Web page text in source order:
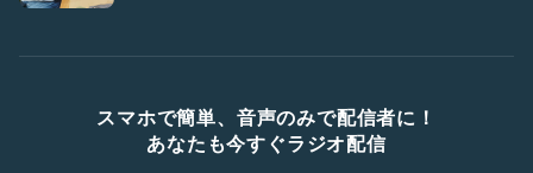
スマホで簡単、音声のみで配信者に！
あなたも今すぐラジオ配信